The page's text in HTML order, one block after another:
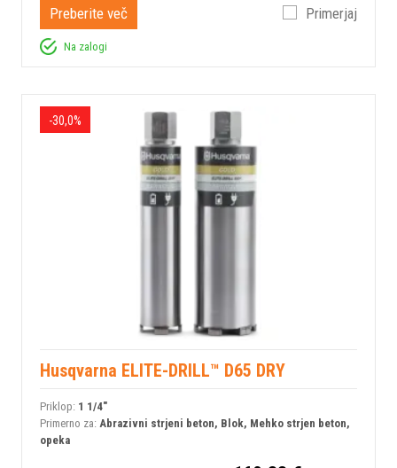
Preberite več Primerjaj
Na zalogi
-30,0%
Husqvarna ELITE-DRILL™ D65 DRY
Priklop: 1 1/4"
Primerno za: Abrazivni strjeni beton, Blok, Mehko strjen beton,
opeka